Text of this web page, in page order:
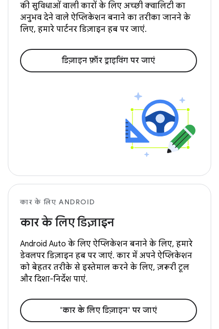
की सुविधाओं वाली कारों के लिए अच्छी क्वालिटी का
अनुभव देने वाले ऐप्लिकेशन बनाने का तरीका जानने के
लिए, हमारे पार्टनर डिज़ाइन हब पर जाएं.
डिज़ाइन फ़ॉर ड्राइविंग पर जाएं
कार के लिए ANDROID
कार के लिए डिज़ाइन
Android Auto के लिए ऐप्लिकेशन बनाने के लिए, हमारे
डेवलपर डिज़ाइन हब पर जाएं. कार में अपने ऐप्लिकेशन
को बेहतर तरीके से इस्तेमाल करने के लिए, ज़रूरी टूल
और दिशा-निर्देश पाएं.
'कार के लिए डिज़ाइन' पर जाएं